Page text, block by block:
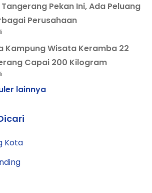
Pekan Ini, Ada Peluang
Perusahaan
Kampung Wisata Keramba 22
Capai 200 Kilogram
lainnya
Kota